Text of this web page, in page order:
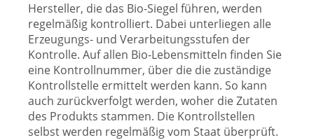
Hersteller, die das Bio-Siegel führen, werden
regelmäßig kontrolliert. Dabei unterliegen alle
Erzeugungs- und Verarbeitungsstufen der
Kontrolle. Auf allen Bio-Lebensmitteln finden Sie
eine Kontrollnummer, über die die zuständige
Kontrollstelle ermittelt werden kann. So kann
auch zurückverfolgt werden, woher die Zutaten
des Produkts stammen. Die Kontrollstellen
selbst werden regelmäßig vom Staat überprüft.